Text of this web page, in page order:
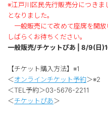
※江戸川区民先行販売分につき
となりました。
一般販売にて改めて座席を開
しばらくお待ちください。
一般販売/チケットぴあ | 8/9(日
【チケット購入方法】※1
＜オンラインチケット予約＞※2
＜TEL予約＞03-5676-2211
＜チケットぴあ＞